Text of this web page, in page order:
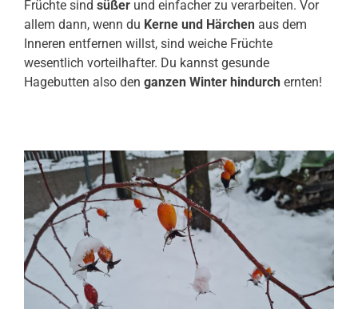
Früchte sind süßer und einfacher zu verarbeiten. Vor
allem dann, wenn du Kerne und Härchen aus dem
Inneren entfernen willst, sind weiche Früchte
wesentlich vorteilhafter. Du kannst gesunde
Hagebutten also den ganzen Winter hindurch ernten!